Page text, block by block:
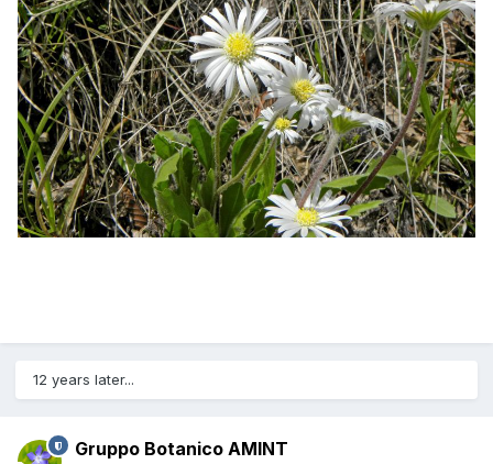
12 years later...
Gruppo Botanico AMINT